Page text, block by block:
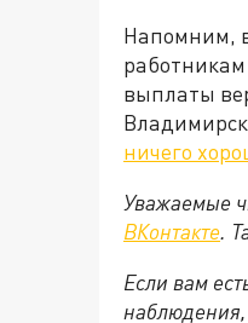
Напомним,
выплаты
ничего
Уважаемые
ВКонтакте.
Если вам
наблюдения,